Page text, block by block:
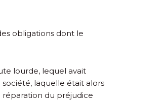
obligations dont le
lourde, lequel avait
laquelle était alors
réparation du préjudice